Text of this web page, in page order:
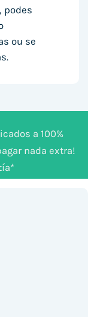
podes
ou se
a 100%
nada extra!